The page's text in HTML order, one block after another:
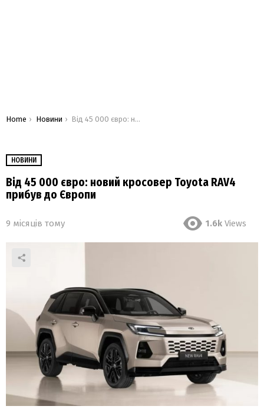
You are here:
Home Новини Від 45 000 євро: новий кросовер Toyota RAV4 прибув до Європи
НОВИНИ
Від 45 000 євро: новий кросовер Toyota RAV4
прибув до Європи
9 місяців тому 1.6k Views